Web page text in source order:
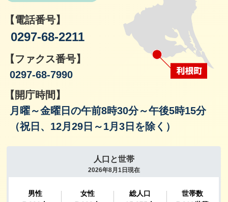
【電話番号】
0297-68-2211
【ファクス番号】
0297-68-7990
【開庁時間】
月曜～金曜日の午前8時30分～午後5時15分
（祝日、12月29日～1月3日を除く）